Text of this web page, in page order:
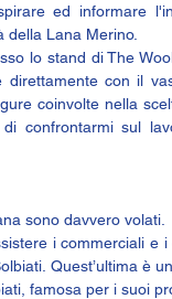
ed informare
della Lana Merino.
lo stand di The
direttamente con il
coinvolte nella
confrontarmi sul
sono davvero volati.
i commerciali e
Quest’ultima è
famosa per i suoi